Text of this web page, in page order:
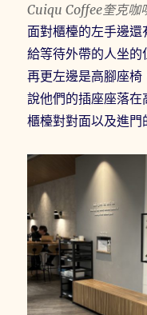
Cuiqu Coffee奎克
面對櫃檯的左手邊
給等待外帶的人坐的
再更左邊是高腳座
說他們的插座座落
櫃檯對對面以及進門